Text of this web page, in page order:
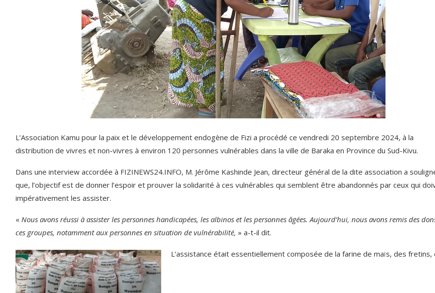
L’Association Kamu pour la paix et le développement endogène de Fizi a procédé ce vendredi 20 septembre 2024, à la
distribution de vivres et non-vivres à environ 120 personnes vulnérables dans la ville de Baraka en Province du Sud-Kivu.
Dans une interview accordée à FIZINEWS24.INFO, M. Jérôme Kashinde Jean, directeur général de la dite association a
que, l’objectif est de donner l’espoir et prouver la solidarité à ces vulnérables qui semblent être abandonnés par ceux qui
impérativement les assister.
« Nous avons réussi à assister les personnes handicapées, les albinos et les personnes âgées. Aujourd’hui, nous avons remis des
ces groupes, notamment aux personnes en situation de vulnérabilité, » a-t-il dit.
L’assistance était essentiellement composée de la farine de maïs, des fretins,